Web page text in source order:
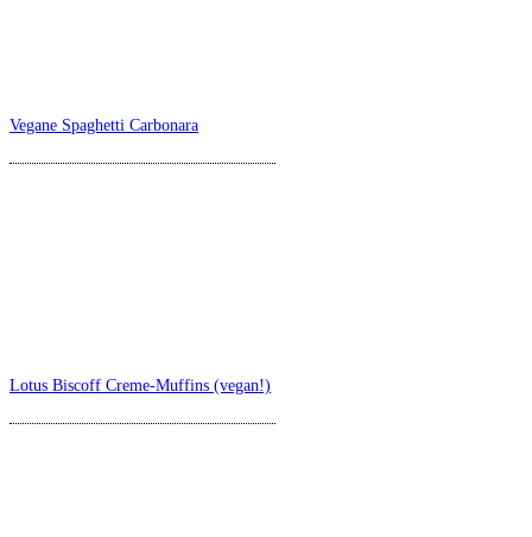
Vegane Spaghetti Carbonara
Lotus Biscoff Creme-Muffins (vegan!)